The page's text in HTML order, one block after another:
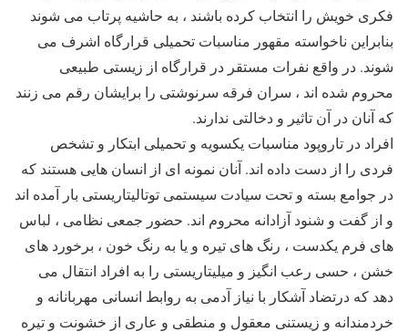
فکری خویش را انتخاب کرده باشند ، به حاشیه پرتاب می شوند
بنابراین ناخواسته مقهور مناسبات تحمیلی قرارگاه اشرف می
شوند. در واقع نفرات مستقر در قرارگاه از زیستی طبیعی
محروم شده اند ، سران فرقه سرنوشتی را برایشان رقم می زنند
که آنان در آن تاثیر و دخالتی ندارند.
افراد در تاروپود مناسبات یکسویه و تحمیلی ابتکار و تشخص
فردی را از دست داده اند. آنان نمونه ای از انسان هایی هستند که
در جوامع بسته و تحت سیادت سیستمی توتالیتاریستی بار آمده اند
و از گفت و شنود آزادانه محروم اند. حضور جمعی نظامی ، لباس
های فرم یکدست ، رنگ های تیره و یا به رنگ خون ، برخورد های
خشن ، حسی رعب انگیز و میلیتاریستی را به افراد انتقال می
دهد که درتضاد آشکار با نیاز آدمی به روابط انسانی مهربانانه و
خردمندانه و زیستنی معقول و منطقی و عاری از خشونت و تیره